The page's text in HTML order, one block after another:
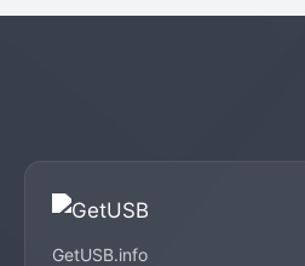
GetUSB.info